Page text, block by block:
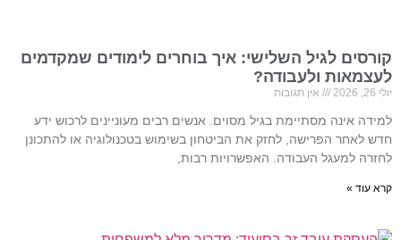
קורסים לגיל השלישי: איך בוחרים לימודים שמקדמים
לעצמאות ולעבודה?
יולי 26, 2026 אין תגובות
למידה אינה מסתיימת בגיל מסוים. אנשים רבים מעוניינים לרכוש ידע
חדש לאחר הפרישה, לחזק את הביטחון בשימוש בטכנולוגיה או להתכונן
לחזרה למעגל העבודה. האפשרויות רבות,
קרא עוד »